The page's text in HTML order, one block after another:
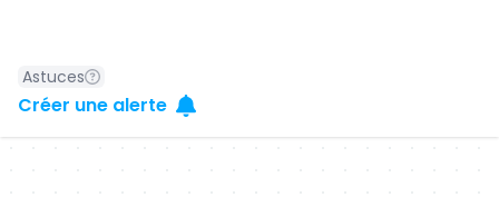
Astuces
Créer une alerte